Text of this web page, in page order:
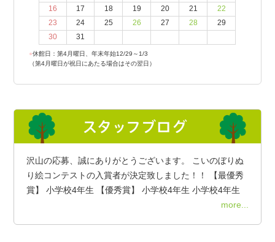
16
17 18 19 20 21
22
23
24 25 26 27 28
29
30
31
●休館日：第4月曜日、年末年始12/29～1/3
（第4月曜日が祝日にあたる場合はその翌日）
沢山の応募、誠にありがとうございます。 こいのぼりぬ
り絵コンテストの入賞者が決定致しました！！ 【最優秀
賞】 小学校4年生 【優秀賞】 小学校4年生 小学校4年生
more...